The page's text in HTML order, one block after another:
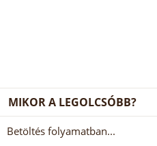
MIKOR A LEGOLCSÓBB?
Betöltés folyamatban...